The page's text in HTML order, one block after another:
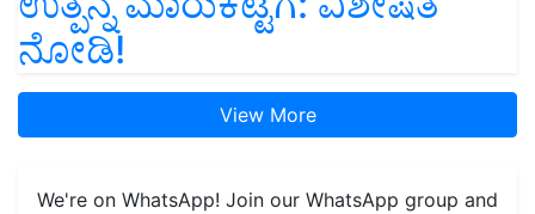
ನೋಡಿ!
get the most important updates you need. Daily.